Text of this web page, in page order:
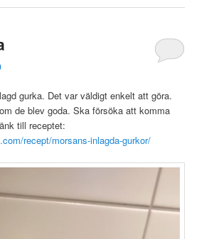
gurka. Det var väldigt enkelt att göra.
de blev goda. Ska försöka att komma
till receptet:
recept/morsans-inlagda-gurkor/